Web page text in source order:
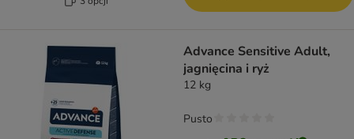
Advance Sensitive Adult,
jagnięcina i ryż
12 kg
Pusto